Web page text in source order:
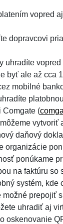
vopred
dopravcovi
uhradíte
byť ale až cca
mobilné
Comgate (
vytvoriť
daňový
organizácie
ponúkame
na faktúru so
systém,
prepojiť
uhradiť aj
oskenovanie